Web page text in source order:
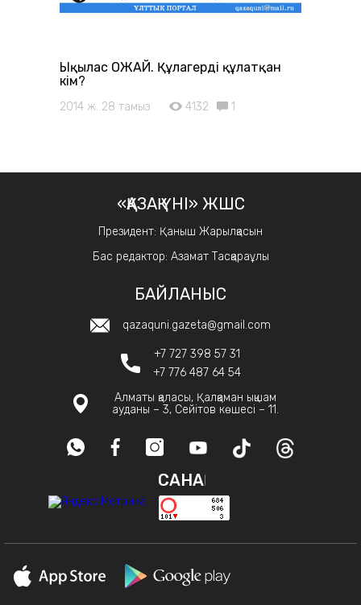
Ықылас ОЖАЙ. Құлагерді құлатқан
кім?
2014 ж. 28 тамыз 4132 1
«ҚАЗАҚ ҮНІ» ЖШС
Президент: Қаныш Жарылқасын
Бас редактор: Азамат Тасқараұлы
БАЙЛАНЫС
qazaquni.gazeta@gmail.com
+7 727 398 57 31
+7 776 487 64 54
Алматы қаласы, Қалқаман ықшам
ауданы – 3, Сейітов көшесі – 11.
САНАҚ